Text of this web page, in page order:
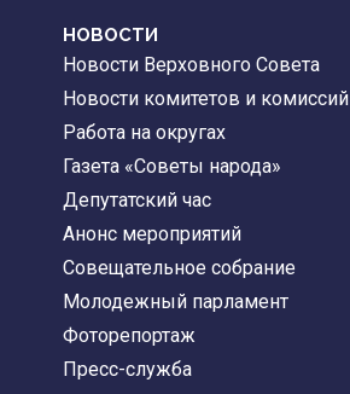
НОВОСТИ
Новости Верховного Совета
Новости комитетов и комиссий
Работа на округах
Газета «Советы народа»
Депутатский час
Анонс мероприятий
Совещательное собрание
Молодежный парламент
Фоторепортаж
Пресс-служба